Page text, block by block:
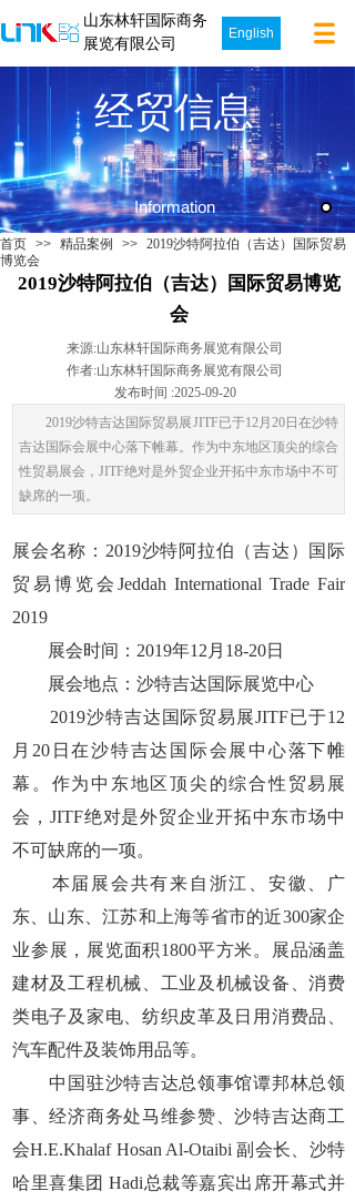
山东林轩国际商务
展览有限公司
English
经贸信息
Information
首页 >> 精品案例 >> 2019沙特阿拉伯（吉达）国际贸易
博览会
2019沙特阿拉伯（吉达）国际贸易博览
会
来源:山东林轩国际商务展览有限公司
作者:山东林轩国际商务展览有限公司
发布时间 :2025-09-20
2019沙特吉达国际贸易展JITF已于12月20日在沙特
吉达国际会展中心落下帷幕。作为中东地区顶尖的综合
性贸易展会，JITF绝对是外贸企业开拓中东市场中不可
缺席的一项。
展会名称：2019沙特阿拉伯（吉达）国际
贸易博览会Jeddah International Trade Fair
2019
展会时间：2019年12月18-20日
展会地点：沙特吉达国际展览中心
2019沙特吉达国际贸易展JITF已于12
月20日在沙特吉达国际会展中心落下帷
幕。作为中东地区顶尖的综合性贸易展
会，JITF绝对是外贸企业开拓中东市场中
不可缺席的一项。
本届展会共有来自浙江、安徽、广
东、山东、江苏和上海等省市的近300家企
业参展，展览面积1800平方米。展品涵盖
建材及工程机械、工业及机械设备、消费
类电子及家电、纺织皮革及日用消费品、
汽车配件及装饰用品等。
中国驻沙特吉达总领事馆谭邦林总领
事、经济商务处马维参赞、沙特吉达商工
会H.E.Khalaf Hosan Al-Otaibi 副会长、沙特
哈里喜集团 Hadi总裁等嘉宾出席开幕式并